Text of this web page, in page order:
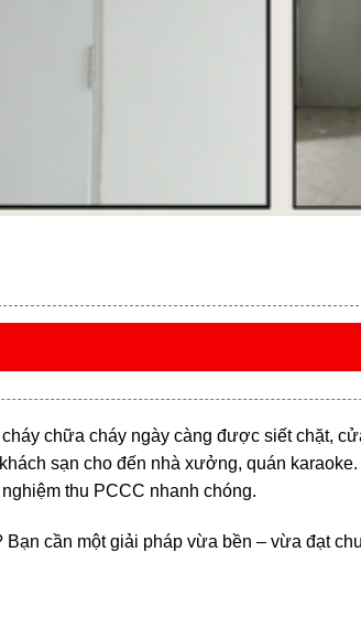
chữa cháy ngày càng được siết chặt,
sạn cho đến nhà xưởng, quán
thu PCCC nhanh chóng.
Bạn cần một giải pháp vừa bền – vừa đạt